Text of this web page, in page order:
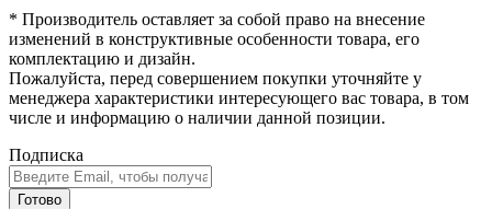
* Производитель оставляет за собой право на внесение
изменений в конструктивные особенности товара, его
комплектацию и дизайн.
Пожалуйста, перед совершением покупки уточняйте у
менеджера характеристики интересующего вас товара, в том
числе и информацию о наличии данной позиции.
Подписка
Готово